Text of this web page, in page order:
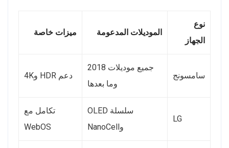
نوع
الجهاز
الموديلات المدعومة ميزات خاصة
سامسونج
جميع موديلات 2018
وما بعدها
دعم HDR و4K
LG
سلسلة OLED
وNanoCell
تكامل مع
WebOS